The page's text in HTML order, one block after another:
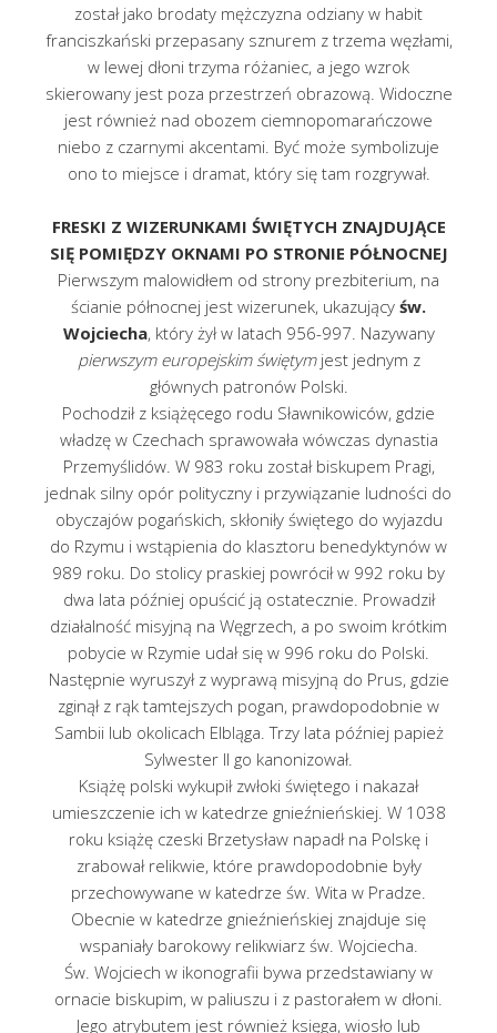
został jako brodaty mężczyzna odziany w habit
franciszkański przepasany sznurem z trzema węzłami,
w lewej dłoni trzyma różaniec, a jego wzrok
skierowany jest poza przestrzeń obrazową. Widoczne
jest również nad obozem ciemnopomarańczowe
niebo z czarnymi akcentami. Być może symbolizuje
ono to miejsce i dramat, który się tam rozgrywał.
FRESKI Z WIZERUNKAMI ŚWIĘTYCH ZNAJDUJĄCE
SIĘ POMIĘDZY OKNAMI PO STRONIE PÓŁNOCNEJ
Pierwszym malowidłem od strony prezbiterium, na
ścianie północnej jest wizerunek, ukazujący św.
Wojciecha, który żył w latach 956-997. Nazywany
pierwszym europejskim świętymjest jednym z
głównych patronów Polski.
Pochodził z książęcego rodu Sławnikowiców, gdzie
władzę w Czechach sprawowała wówczas dynastia
Przemyślidów. W 983 roku został biskupem Pragi,
jednak silny opór polityczny i przywiązanie ludności do
obyczajów pogańskich, skłoniły świętego do wyjazdu
do Rzymu i wstąpienia do klasztoru benedyktynów w
989 roku. Do stolicy praskiej powrócił w 992 roku by
dwa lata później opuścić ją ostatecznie. Prowadził
działalność misyjną na Węgrzech, a po swoim krótkim
pobycie w Rzymie udał się w 996 roku do Polski.
Następnie wyruszył z wyprawą misyjną do Prus, gdzie
zginął z rąk tamtejszych pogan, prawdopodobnie w
Sambii lub okolicach Elbląga. Trzy lata później papież
Sylwester II go kanonizował.
Książę polski wykupił zwłoki świętego i nakazał
umieszczenie ich w katedrze gnieźnieńskiej. W 1038
roku książę czeski Brzetysław napadł na Polskę i
zrabował relikwie, które prawdopodobnie były
przechowywane w katedrze św. Wita w Pradze.
Obecnie w katedrze gnieźnieńskiej znajduje się
wspaniały barokowy relikwiarz św. Wojciecha.
Św. Wojciech w ikonografii bywa przedstawiany w
ornacie biskupim, w paliuszu i z pastorałem w dłoni.
Jego atrybutem jest również księga, wiosło lub